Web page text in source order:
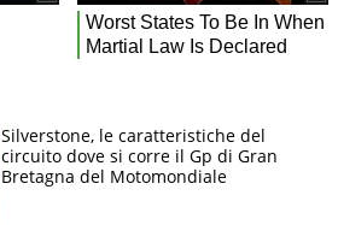
Silverstone, le caratteristiche del
circuito dove si corre il Gp di Gran
Bretagna del Motomondiale